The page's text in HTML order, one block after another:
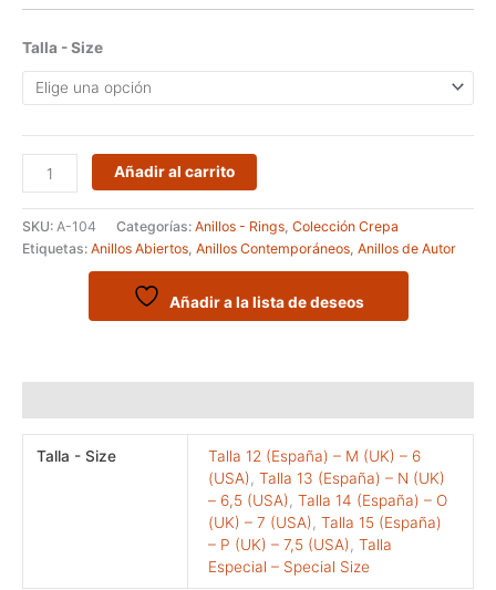
Talla - Size
la
serie
CREPA
Añadir al carrito
SKU: A-104 Categorías: Anillos - Rings Colección Crepa
Etiquetas: Anillos Abiertos Anillos Contemporáneos Anillos de Autor
Añadir a la lista de deseos
Talla - Size
Talla 12 (España) – M (UK) – 6
(USA) ,Talla 13 (España) – N (UK)
– 6,5 (USA) ,Talla 14 (España) – O
(UK) – 7 (USA) ,Talla 15 (España)
– P (UK) – 7,5 (USA) ,Talla
Especial – Special Size